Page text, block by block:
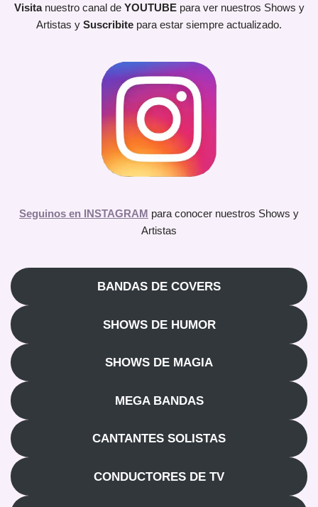
Visita nuestro canal de YOUTUBEpara ver nuestros Shows y
Artistas y Suscribite para estar siempre actualizado.
Seguinos en INSTAGRAM para conocer nuestros Shows y
Artistas
BANDAS DE COVERS
SHOWS DE HUMOR
SHOWS DE MAGIA
MEGA BANDAS
CANTANTES SOLISTAS
CONDUCTORES DE TV